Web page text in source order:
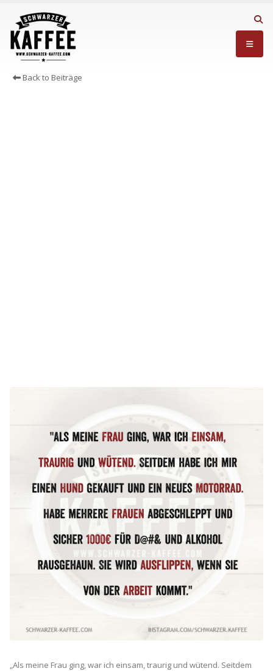
Back to Beiträge
„Als meine Frau ging, war ich einsam, traurig und wütend. Seitdem